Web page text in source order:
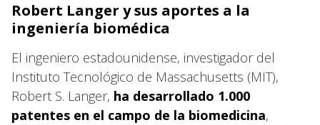
Robert Langer y sus aportes a la
ingeniería biomédica
El ingeniero estadounidense, investigador del
Instituto Tecnológico de Massachusetts (MIT),
Robert S. Langer, ha desarrollado 1.000
patentes en el campo de la biomedicina,